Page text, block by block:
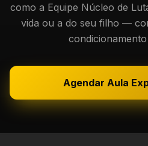
como a Equipe Núcleo de
vida ou a do seu filho —
Agendar Aula